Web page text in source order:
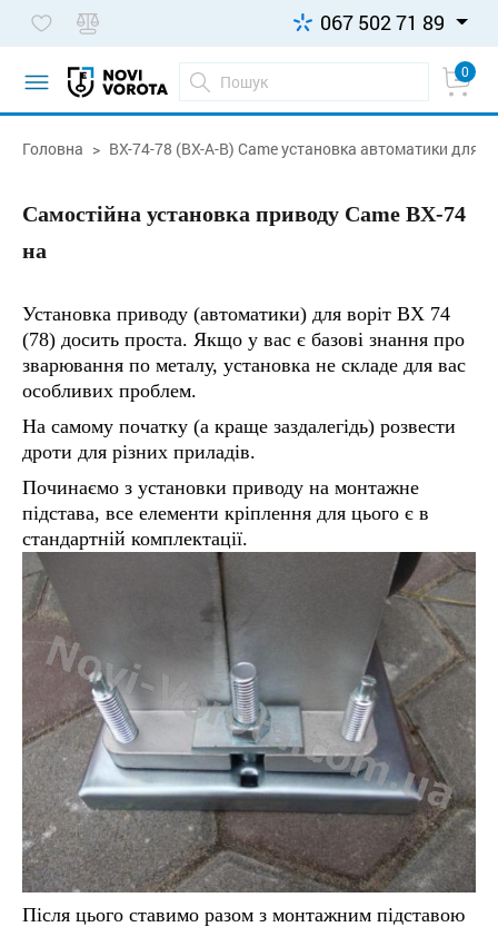
067 502 71 89
0
Головна BX-74-78 (BX-A-B) Came установка автоматики для
Самостійна установка приводу Came BX-74
на
Установка приводу (автоматики) для воріт BX 74
(78) досить проста. Якщо у вас є базові знання про
зварювання по металу, установка не складе для вас
особливих проблем.
На самому початку (а краще заздалегідь) розвести
дроти для різних приладів.
Починаємо з установки приводу на монтажне
підстава, все елементи кріплення для цього є в
стандартній комплектації.
Після цього ставимо разом з монтажним підставою